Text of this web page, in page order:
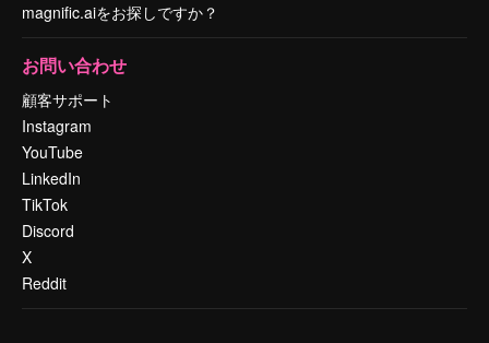
magnific.aiをお探しですか？
お問い合わせ
顧客サポート
Instagram
YouTube
LinkedIn
TikTok
Discord
X
Reddit